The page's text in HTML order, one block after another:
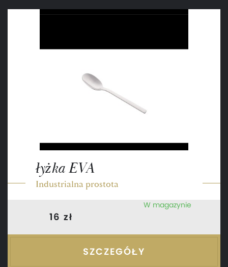
łyżka EVA
Industrialna prostota
16 zł
W magazynie
SZCZEGÓŁY